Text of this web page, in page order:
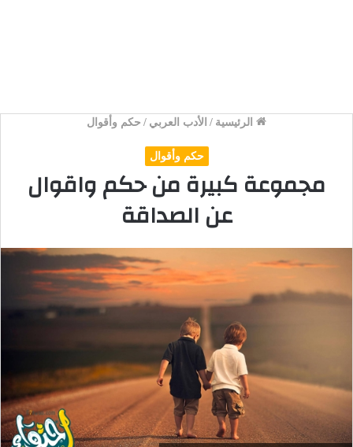
الرئيسية / الأدب العربي / حكم وأقوال
حكم وأقوال
مجموعة كبيرة من حكم واقوال
عن الصداقة